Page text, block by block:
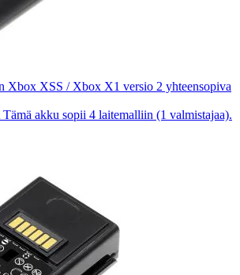
Xbox XSS / Xbox X1 versio 2 yhteensopiva
akku sopii 4 laitemalliin (1 valmistajaa).